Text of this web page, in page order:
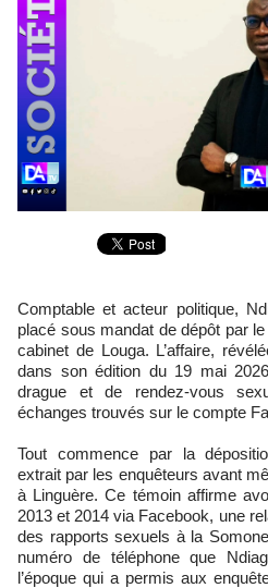
Comptable et acteur politique, Ndiaga Seck, a été inculpé et
placé sous mandat de dépôt par
cabinet de Louga. L’affaire,
dans son édition du 19 mai
drague et de rendez-vous
échanges trouvés sur le compte
Tout commence par la
extrait par les enquêteurs avant
à Linguère. Ce témoin affirme
2013 et 2014 via Facebook, une
des rapports sexuels à la
numéro de téléphone que
l’époque qui a permis aux